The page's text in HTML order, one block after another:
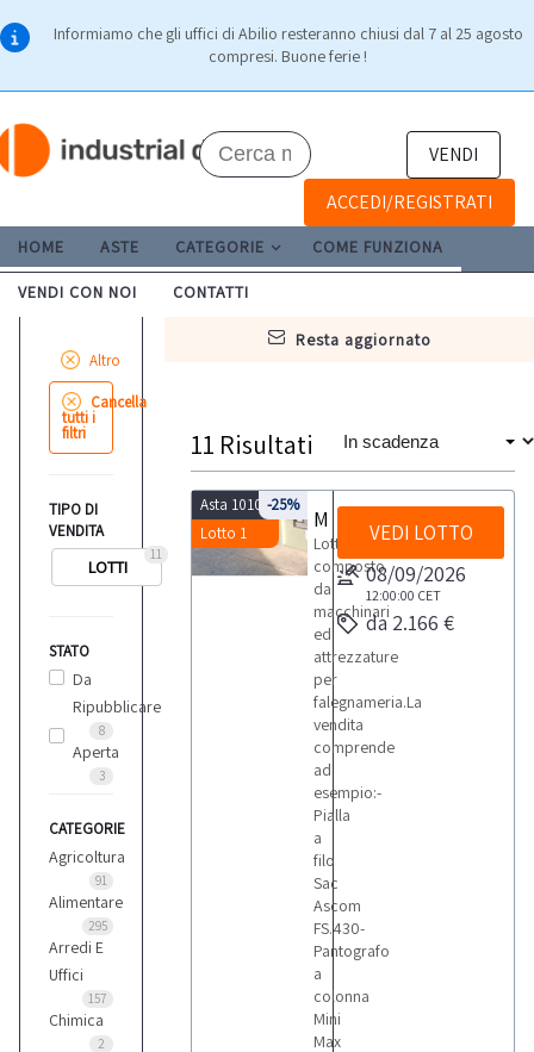
Informiamo che gli uffici di Abilio resteranno chiusi dal 7 al 25 agosto
compresi. Buone ferie !
VENDI
ACCEDI/REGISTRATI
HOME ASTE CATEGORIE COME FUNZIONA
VENDI CON NOI CONTATTI
resta aggiornato
Altro
Cancella
tutti i
filtri
TIPO DI
VENDITA
11
LOTTI
STATO
Da
Ripubblicare
8
Aperta
3
CATEGORIE
Agricoltura
91
Alimentare
295
Arredi E
Uffici
157
Chimica
2
11 Risultati
Asta 10108
Lotto 1
-25%
Lotto
composto
da
macchinari
ed
attrezzature
per
falegnameria.La
vendita
comprende
ad
esempio:-
Pialla
a
filo
Sac
Ascom
FS.430-
Pantografo
a
colonna
Mini
Max
VEDI LOTTO
08/09/2026
12:00:00 CET
da 2.166 €